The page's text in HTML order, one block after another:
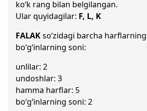
ko‘k rang bilan belgilangan.
Ular quyidagilar: F, L, K
FALAKso‘zidagi barcha
bo‘g‘inlarning soni:
unlilar: 2
undoshlar: 3
hamma harflar: 5
bo‘g‘inlarning soni: 2